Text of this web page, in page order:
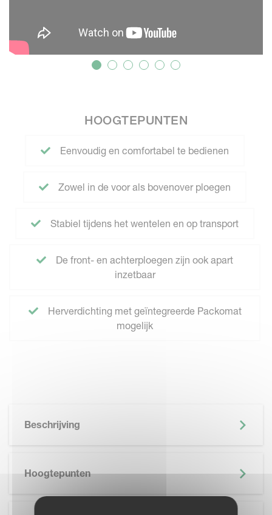
HOOGTEPUNTEN
Eenvoudig en comfortabel te bedienen
Zowel in de voor als bovenover ploegen
Stabiel tijdens het wentelen en op transport
De front- en achterploegen zijn ook apart
inzetbaar
Herverdichting met geïntegreerde Packomat
mogelijk
Beschrijving
Hoogtepunten